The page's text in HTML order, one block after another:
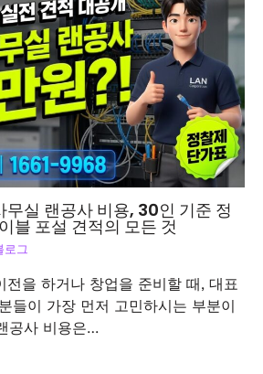
무실 랜공사 비용, 30인 기준 정
블 포설 견적의 모든 것
로그
전을 하거나 창업을 준비할 때, 대표
들이 가장 먼저 고민하시는 부분이
공사 비용은…